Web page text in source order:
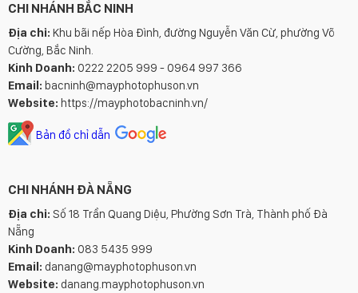
CHI NHÁNH BẮC NINH
Địa chỉ: Khu bãi nếp Hòa Đình, đường Nguyễn Văn Cừ, phường Võ
Cường, Bắc Ninh.
Kinh Doanh: 0222 2205 999 - 0964 997 366
Email: bacninh@mayphotophuson.vn
Website: https://mayphotobacninh.vn/
Bản đồ chỉ dẫn
CHI NHÁNH ĐÀ NẴNG
Địa chỉ: Số 18 Trần Quang Diệu, Phường Sơn Trà, Thành phố Đà
Nẵng
Kinh Doanh: 083 5435 999
Email: danang@mayphotophuson.vn
Website: danang.mayphotophuson.vn